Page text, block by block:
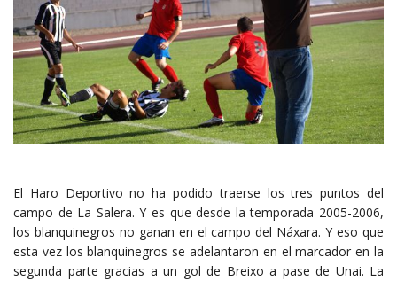
El Haro Deportivo no ha podido traerse los tres puntos del
campo de La Salera. Y es que desde la temporada 2005-2006,
los blanquinegros no ganan en el campo del Náxara. Y eso que
esta vez los blanquinegros se adelantaron en el marcador en la
segunda parte gracias a un gol de Breixo a pase de Unai. La